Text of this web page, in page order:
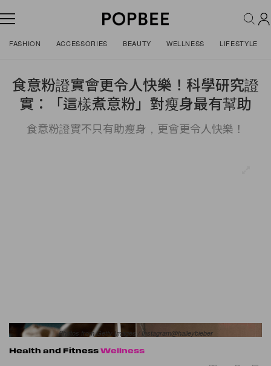
FASHION ACCESSORIES BEAUTY WELLNESS LIFESTYLE
食意粉證實會更令人快樂！科學研究證
實：「這樣煮意粉」對瘦身最有幫助
食意粉證實不只有助瘦身，更會更令人快樂！
Photos from Getty Images / Instagram@haileybieber
Health and Fitness Wellness